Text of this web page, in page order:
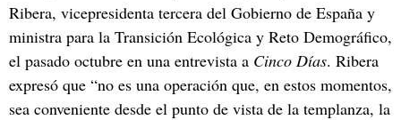
Ribera, vicepresidenta tercera del Gobierno de España y
ministra para la Transición Ecológica y Reto Demográfico,
el pasado octubre en una entrevista a Cinco Días. Ribera
expresó que “no es una operación que, en estos momentos,
sea conveniente desde el punto de vista de la templanza, la